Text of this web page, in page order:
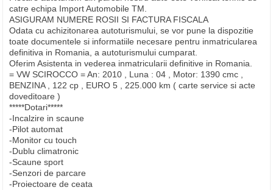
catre echipa Import Automobile TM.
ASIGURAM NUMERE ROSII SI FACTURA FISCALA
Odata cu achizitonarea autoturismului, se vor pune la dispozitie
toate documentele si informatiile necesare pentru inmatricularea
definitiva in Romania, a autoturismului cumparat.
Oferim Asistenta in vederea inmatricularii definitive in Romania.
= VW SCIROCCO = An: 2010 , Luna : 04 , Motor: 1390 cmc ,
BENZINA , 122 cp , EURO 5 , 225.000 km ( carte service si acte
doveditoare )
*****Dotari*****
-Incalzire in scaune
-Pilot automat
-Monitor cu touch
-Dublu climatronic
-Scaune sport
-Senzori de parcare
-Proiectoare de ceata